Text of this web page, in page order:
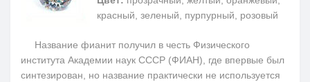
красный, зеленый, пурпурный, розовый
Название фианит получил в честь Физического
института Академии наук СССР (ФИАН), где впервые был
синтезирован, но название практически не используется